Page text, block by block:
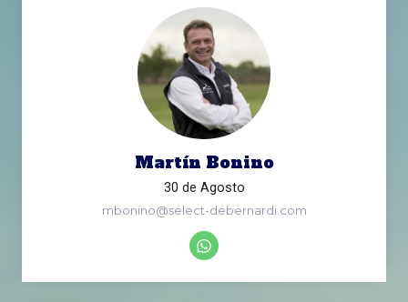
Martín Bonino
30 de Agosto
mbonino@select-debernardi.com